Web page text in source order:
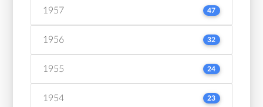
1957 47
1956 32
1955 24
1954 23